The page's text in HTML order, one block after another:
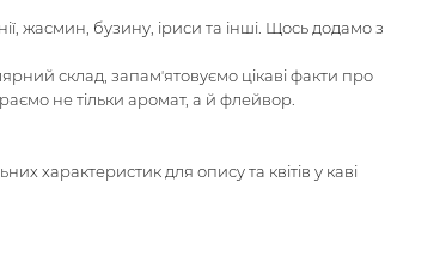
жасмин, бузину, іриси та інші. Щось додамо з
склад, запамʼятовуємо цікаві факти про
не тільки аромат, а й флейвор.
характеристик для опису та квітів у каві